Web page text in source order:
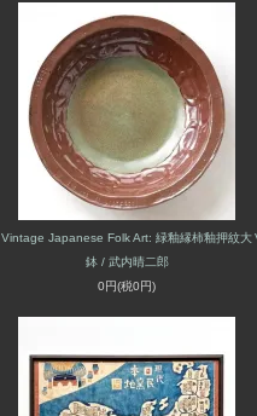
Vintage Japanese Folk Art: 緑釉縁柿釉押紋大
鉢 / 武内晴二郎
0円(税0円)